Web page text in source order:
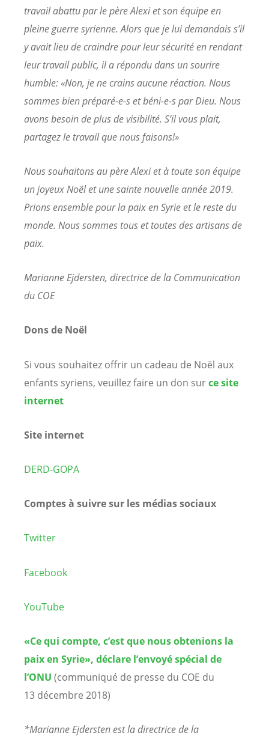
travail abattu par le père Alexi et son équipe en
pleine guerre syrienne. Alors que je lui demandais s’il
y avait lieu de craindre pour leur sécurité en rendant
leur travail public, il a répondu dans un sourire
humble: «Non, je ne crains aucune réaction. Nous
sommes bien préparé-e-s et béni-e-s par Dieu. Nous
avons besoin de plus de visibilité. S’il vous plait,
partagez le travail que nous faisons!»
Nous souhaitons au père Alexi et à toute son équipe
un joyeux Noël et une sainte nouvelle année 2019.
Prions ensemble pour la paix en Syrie et le reste du
monde. Nous sommes tous et toutes des artisans de
paix.
Marianne Ejdersten, directrice de la Communication
du COE
Dons de Noël
Si vous souhaitez offrir un cadeau de Noël aux
enfants syriens, veuillez faire un don surce site
internet
Site internet
DERD-GOPA
Comptes à suivre sur les médias sociaux
Twitter
Facebook
YouTube
«Ce qui compte, c’est que nous obtenions la
paix en Syrie», déclare l’envoyé spécial de
l’ONU (communiqué de presse du COE du
13 décembre 2018)
*Marianne Ejdersten est la directrice de la